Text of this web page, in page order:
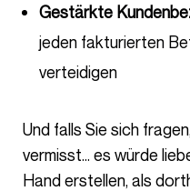
Gestärkte
jeden fakturierten
verteidigen
Und falls Sie sich fragen, ob das Team das alte Tool
vermisst… es würde
Hand erstellen, als